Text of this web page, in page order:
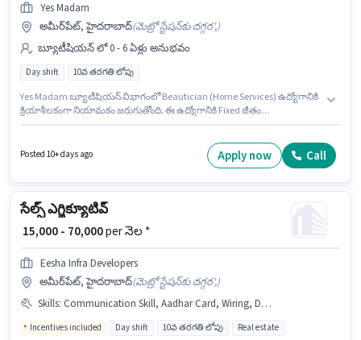
Yes Madam
అమీర్‌పేట్, హైదరాబాద్(మెట్రో స్టేషన్‌కు దగ్గర',)
బ్యూటీషియన్ లో 0 - 6 ఏళ్లు అనుభవం
Day shift 10వ తరగతి లోపు
Yes Madam బ్యూటీషియన్ విభాగంలో Beautician (Home Services) ఉద్యోగానికి
క్రియాశీలకంగా నియామకం జరుగుతోంది. ఈ ఉద్యోగానికి Fixed జీతం
ఉద్యోగం 0 - 6 ఏళ్లు సంవత్సరాల అనుభవం ఉన్న వారికి కోసం, నెల జీతం ₹60000
ఉంటుంది. ఈ ఉద్యోగానికి 10వ తరగతి లోపు అర్హత ఉన్న అభ్యర్థులు దరఖాస్తు
Posted 10+ days ago Apply now Call
సేల్స్ ఎగ్జిక్యూటివ్
₹ 15,000 - 70,000per నెల *
Eesha Infra Developers
అమీర్‌పేట్, హైదరాబాద్(మెట్రో స్టేషన్‌కు దగ్గర',)
Skills: Communication Skill, Aadhar Card, Wiring, Domestic Calling, PAN Card, Outbound/Cold Calling, Bank Account
Incentives included Day shift 10వ తరగతి లోపు Real estate